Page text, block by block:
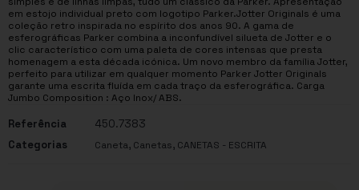
em estojo individual preto com logotipo Parker.Jotter Originals é uma
coleção retro inspirada no espírito dos anos 90. A gama de
esferográficas Parker combina a inconfundível silueta de Jotter e o
clic característico com uma paleta de cores intensas que presta
homenagem a esta década icónica. Um novo membro da família Jotter,
perfeito para utilizar em qualquer momento Parker Jotter Originals
garante uma escrita fluída em cada traço da esferográfica. Carga
Jumbo Composition : Aço Inox/ ABS.
Referência
450.7383
Categorias
Caneta, Canetas, CANETAS - ESCRITA